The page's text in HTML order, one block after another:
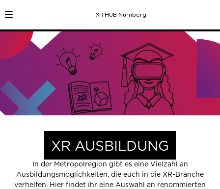
XR HUB Nürnberg
XR AUSBILDUNG
In der Metropolregion gibt es eine Vielzahl an
Ausbildungsmöglichkeiten, die euch in die XR-Branche
verhelfen. Hier findet ihr eine Auswahl an renommierten